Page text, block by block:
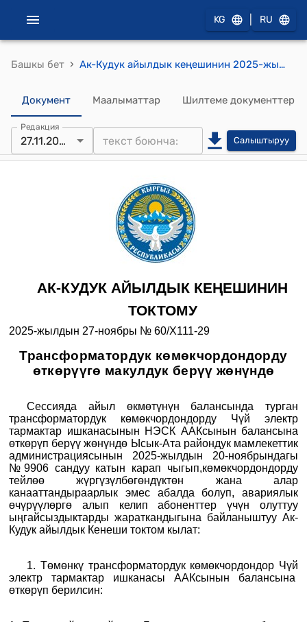
KG RU
Башкы бет › Ак-Кудук айылдык кеңешинин 2025-жылдын 27-ноябры № 60/Х111-29 "Трансформатордук көмөкчордондорду өткөрүүгө макулдук берүү жөнүндө" токтому
Документ Маалыматтар Шилтеме документтер
Редакция
27.11.2025 Салыштыруу